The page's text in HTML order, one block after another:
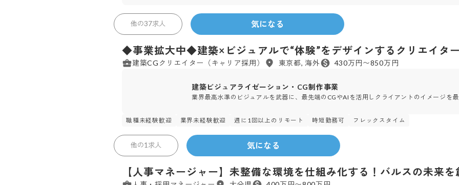
他の37求人 気になる
スペースラボ 株式会社 2009年設立
◆事業拡大中◆建築×ビジュアルで“体験”をデザインするクリエイタ
建築CGクリエイター（キャリア採用） 東京都, 海外 430万円〜850万円
建築ビジュアライゼーション・CG制作事業
業界最高水準のビジュアルを武器に、最先端のCGやAIを活用しクライアントのイメージを
職種未経験歓迎 業界未経験歓迎 週に1回以上のリモート 時短勤務可 フレックスタイム
他の1求人 気になる
バルス 株式会社 2017年設立
【人事マネージャー】未整備な環境を仕組み化する！バルスの未来を